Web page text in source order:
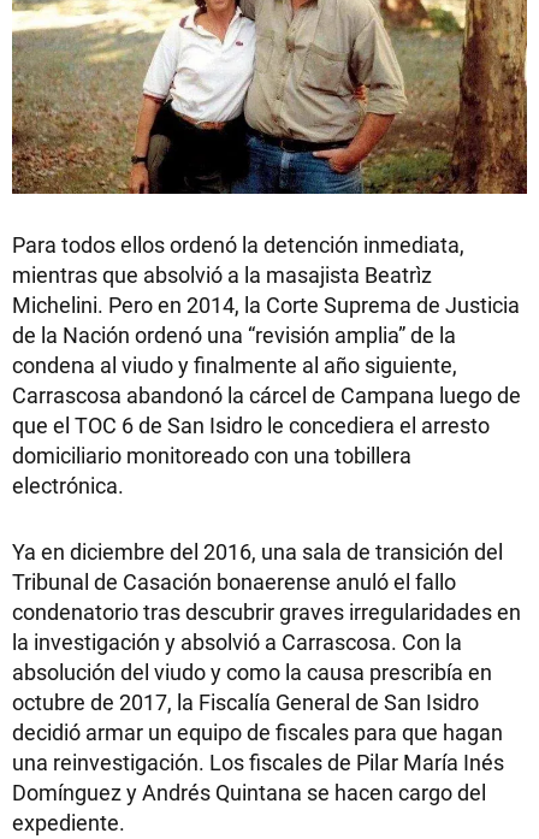
Para todos ellos ordenó la detención inmediata,
mientras que absolvió a la masajista Beatrìz
Michelini. Pero en 2014, la Corte Suprema de Justicia
de la Nación ordenó una “revisión amplia” de la
condena al viudo y finalmente al año siguiente,
Carrascosa abandonó la cárcel de Campana luego de
que el TOC 6 de San Isidro le concediera el arresto
domiciliario monitoreado con una tobillera
electrónica.
Ya en diciembre del 2016, una sala de transición del
Tribunal de Casación bonaerense anuló el fallo
condenatorio tras descubrir graves irregularidades en
la investigación y absolvió a Carrascosa. Con la
absolución del viudo y como la causa prescribía en
octubre de 2017, la Fiscalía General de San Isidro
decidió armar un equipo de fiscales para que hagan
una reinvestigación. Los fiscales de Pilar María Inés
Domínguez y Andrés Quintana se hacen cargo del
expediente.